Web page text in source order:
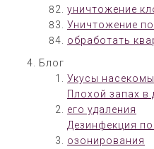
уничтожение
Уничтожение
обработать
Блог
Укусы
Плохой запах
его удаления
Дезинфекция
озонирования